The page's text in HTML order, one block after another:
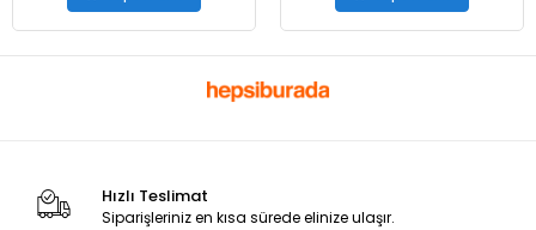
Hızlı Teslimat
Siparişleriniz en kısa sürede elinize ulaşır.